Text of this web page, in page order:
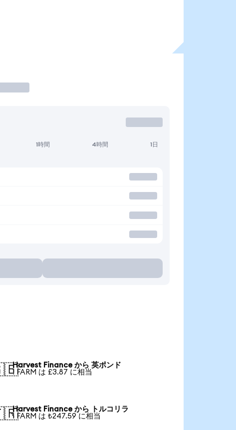
1時間 4時間 1日
Harvest Finance から 英ポンド
1 FARM は £3.87 に相当
Harvest Finance から トルコリラ
1 FARM は ₺247.59 に相当